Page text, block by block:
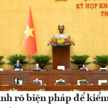
rõ biện pháp để